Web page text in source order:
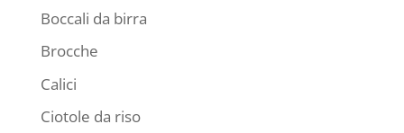
Boccali da birra
Brocche
Calici
Ciotole da riso